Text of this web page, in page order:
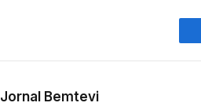
Jornal Bemtevi